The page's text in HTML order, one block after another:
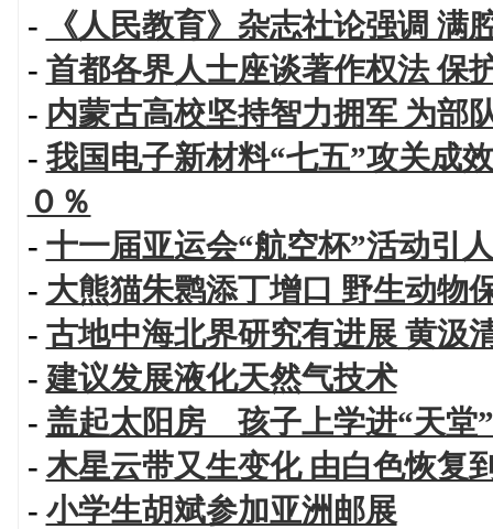
-
《人民教育》杂志社论强调 满
- 首都各界人士座谈著作权法
- 内蒙古高校坚持智力拥军 为部
- 我国电子新材料“七五”攻关成
０％
- 十一届亚运会“航空杯”活动引
- 大熊猫朱鹮添丁增口 野生动物
- 古地中海北界研究有进展 黄汲
- 建议发展液化天然气技术
- 盖起太阳房 孩子上学进“天堂”
- 木星云带又生变化 由白色恢复
- 小学生胡斌参加亚洲邮展